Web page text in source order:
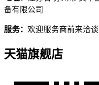
备有限公司
服务： 欢迎服务商前来洽
天猫旗舰店